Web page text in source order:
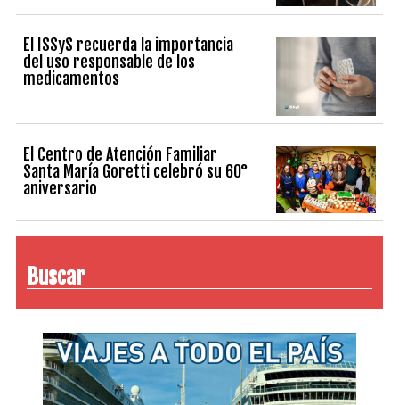
El ISSyS recuerda la importancia
del uso responsable de los
medicamentos
El Centro de Atención Familiar
Santa María Goretti celebró su 60°
aniversario
Buscar